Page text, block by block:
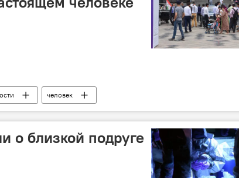
человек
о близкой подруге